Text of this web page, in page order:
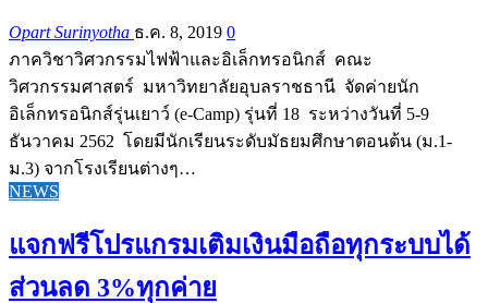
Opart Surinyotha ธ.ค. 8, 2019 0
ภาควิชาวิศวกรรมไฟฟ้าและอิเล็กทรอนิกส์ คณะ
วิศวกรรมศาสตร์ มหาวิทยาลัยอุบลราชธานี จัดค่ายนัก
อิเล็กทรอนิกส์รุ่นเยาว์ (e-Camp) รุ่นที่ 18 ระหว่างวันที่ 5-9
ธันวาคม 2562 โดยมีนักเรียนระดับมัธยมศึกษาตอนต้น (ม.1-
ม.3) จากโรงเรียนต่างๆ…
NEWS
แจกฟรีโปรแกรมเติมเงินมือถือทุกระบบได้
ส่วนลด 3%ทุกค่าย